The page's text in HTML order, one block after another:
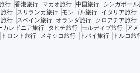
行 香港旅行 マカオ旅行 中国旅行 シンガポール
旅行 スリランカ旅行 モンゴル旅行 イタリア旅行
行 スペイン旅行 オランダ旅行 クロアチア旅行
カレドニア旅行 タヒチ旅行 モルディブ旅行 ア
トロント旅行 メキシコ旅行 ドバイ旅行 トルコ旅